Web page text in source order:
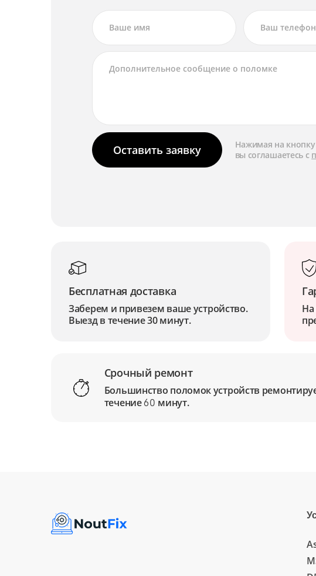
Оставить заявку
Нажимая на кнопку
вы соглашаетесь с
Бесплатная доставка
Заберем и привезем ваше устройство.
Выезд в течение 30 минут.
На
Срочный ремонт
Большинство поломок устройств
течение 60 минут.